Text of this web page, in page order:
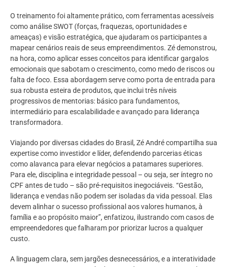
O treinamento foi altamente prático, com ferramentas acessíveis
como análise SWOT (forças, fraquezas, oportunidades e
ameaças) e visão estratégica, que ajudaram os participantes a
mapear cenários reais de seus empreendimentos. Zé demonstrou,
na hora, como aplicar esses conceitos para identificar gargalos
emocionais que sabotam o crescimento, como medo de riscos ou
falta de foco. Essa abordagem serve como porta de entrada para
sua robusta esteira de produtos, que inclui três níveis
progressivos de mentorias: básico para fundamentos,
intermediário para escalabilidade e avançado para liderança
transformadora.
Viajando por diversas cidades do Brasil, Zé André compartilha sua
expertise como investidor e líder, defendendo parcerias éticas
como alavanca para elevar negócios a patamares superiores.
Para ele, disciplina e integridade pessoal – ou seja, ser íntegro no
CPF antes de tudo – são pré-requisitos inegociáveis. “Gestão,
liderança e vendas não podem ser isoladas da vida pessoal. Elas
devem alinhar o sucesso profissional aos valores humanos, à
família e ao propósito maior”, enfatizou, ilustrando com casos de
empreendedores que falharam por priorizar lucros a qualquer
custo.
A linguagem clara, sem jargões desnecessários, e a interatividade